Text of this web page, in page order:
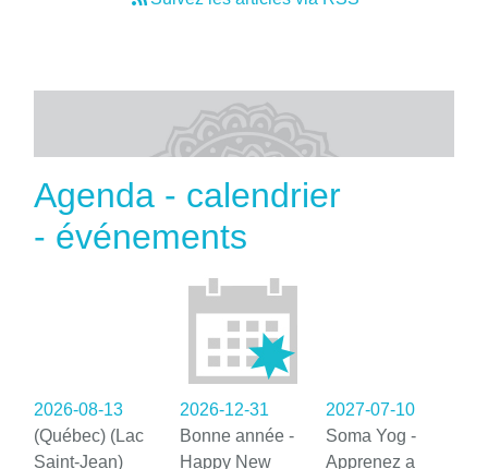
Agenda - calendrier
- événements
2026-08-13
(Québec) (Lac
Saint-Jean)
2026-12-31
Bonne année -
Happy New
2027-07-10
Soma Yog -
Apprenez a